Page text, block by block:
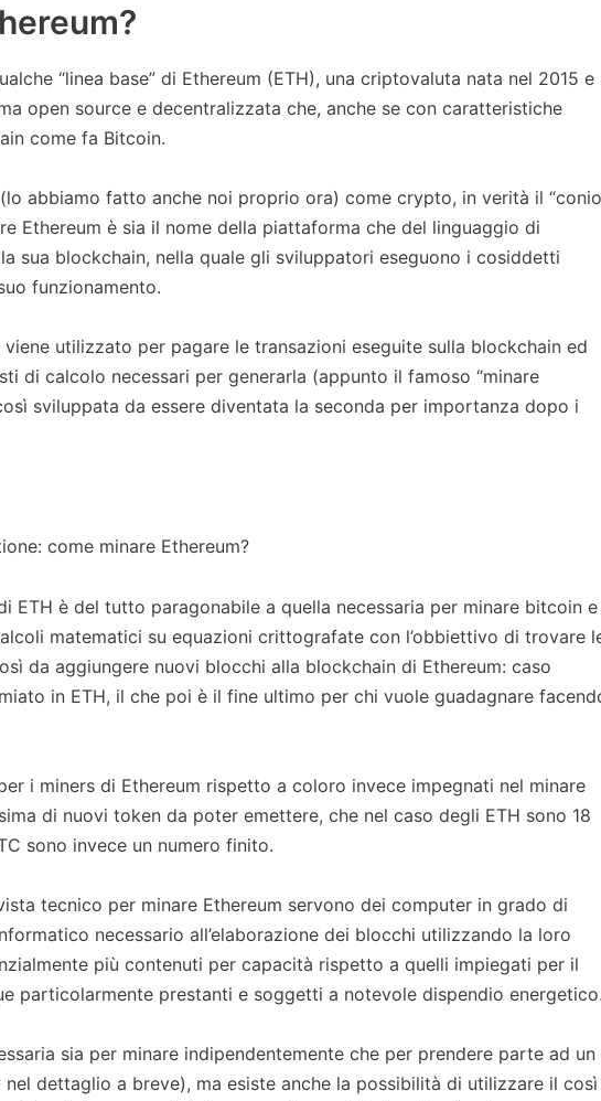
“linea base” di Ethereum (ETH), una criptovaluta nata nel 2015 e
open source e decentralizzata che, anche se con caratteristiche
come fa Bitcoin.
abbiamo fatto anche noi proprio ora) come crypto, in verità il “conio
Ethereum è sia il nome della piattaforma che del linguaggio di
sua blockchain, nella quale gli sviluppatori eseguono i cosiddetti
funzionamento.
viene utilizzato per pagare le transazioni eseguite sulla blockchain ed
di calcolo necessari per generarla (appunto il famoso “minare
sviluppata da essere diventata la seconda per importanza dopo i
come minare Ethereum?
ETH è del tutto paragonabile a quella necessaria per minare bitcoin e
matematici su equazioni crittografate con l’obbiettivo di trovare
da aggiungere nuovi blocchi alla blockchain di Ethereum: caso
in ETH, il che poi è il fine ultimo per chi vuole guadagnare
i miners di Ethereum rispetto a coloro invece impegnati nel minare
di nuovi token da poter emettere, che nel caso degli ETH sono 18
sono invece un numero finito.
tecnico per minare Ethereum servono dei computer in grado di
necessario all’elaborazione dei blocchi utilizzando la loro
più contenuti per capacità rispetto a quelli impiegati per il
particolarmente prestanti e soggetti a notevole dispendio
sia per minare indipendentemente che per prendere parte ad un
dettaglio a breve), ma esiste anche la possibilità di utilizzare il così